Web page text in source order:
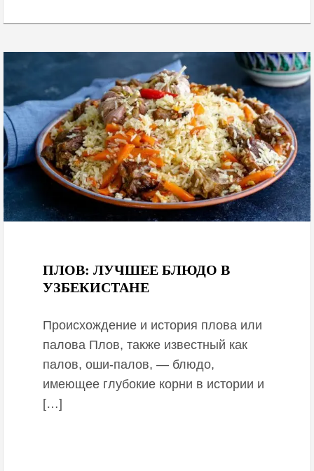
ПЛОВ: ЛУЧШЕЕ БЛЮДО В
УЗБЕКИСТАНЕ
Происхождение и история плова или
палова Плов, также известный как
палов, оши-палов, — блюдо,
имеющее глубокие корни в истории и
[…]